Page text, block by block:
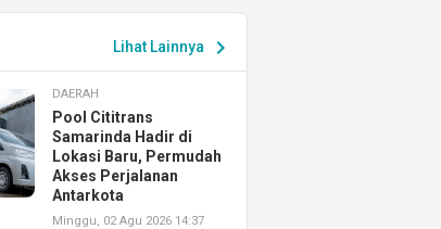
Lihat Lainnya chevron_right
DAERAH
Pool Cititrans
Samarinda Hadir di
Lokasi Baru, Permudah
Akses Perjalanan
Antarkota
Minggu, 02 Agu 2026 14:37